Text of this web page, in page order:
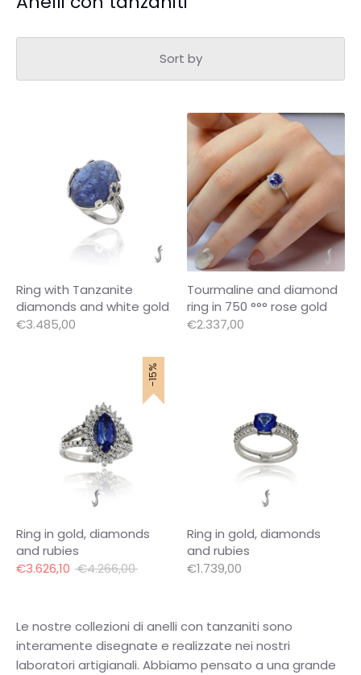
Sort by
Ring with Tanzanite
diamonds and white gold
€3.485,00
Tourmaline and diamond
ring in 750 °°° rose gold
€2.337,00
-15%
Ring in gold, diamonds
and rubies
€3.626,10 Regular
€4.266,00
Ring in gold, diamonds
and rubies
€1.739,00
Le nostre collezioni di anelli con tanzaniti sono
interamente disegnate e realizzate nei nostri
laboratori artigianali. Abbiamo pensato a una grande